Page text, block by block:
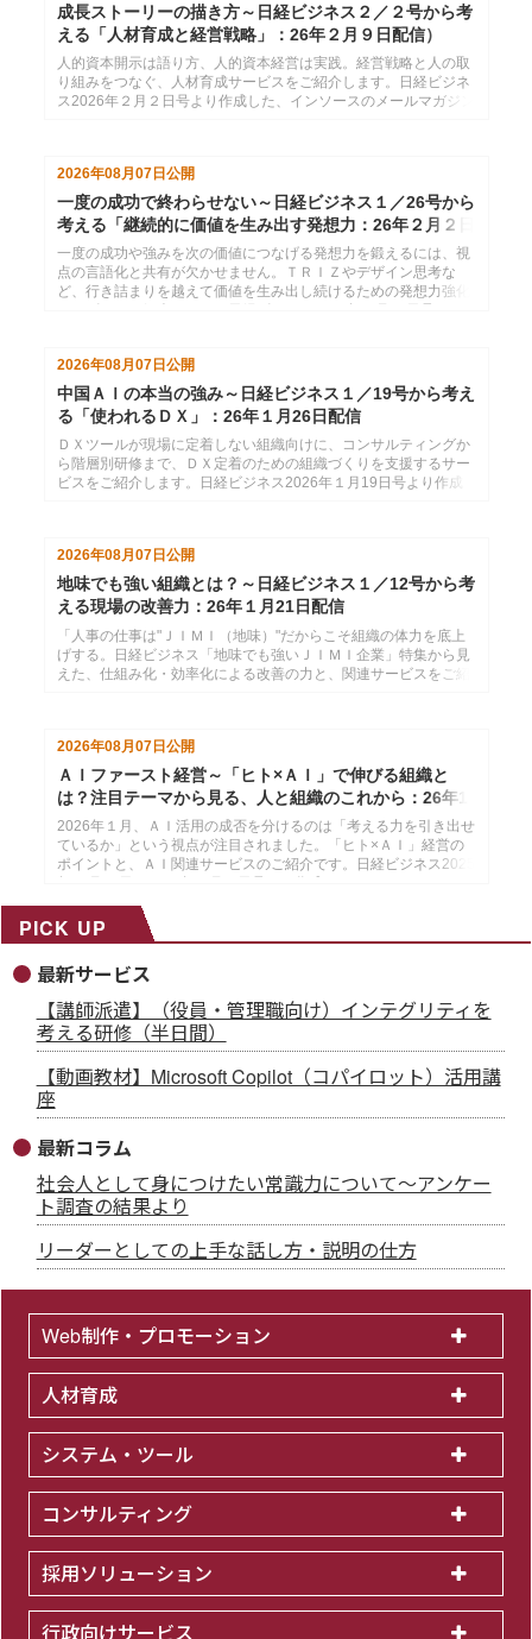
成長ストーリーの描き方～日経ビジネス２／２号から考
える「人材育成と経営戦略」：26年２月９日配信）
人的資本開示は語り方、人的資本経営は実践。経営戦略と人の取
り組みをつなぐ、人材育成サービスをご紹介します。日経ビジネ
ス2026年２月２日号より作成した、インソースのメールマガジン
2026年08月07日 公開
一度の成功で終わらせない～日経ビジネス１／26号から
考える「継続的に価値を生み出す発想力：26年２月２日
配信
一度の成功や強みを次の価値につなげる発想力を鍛えるには、視
点の言語化と共有が欠かせません。ＴＲＩＺやデザイン思考な
ど、行き詰まりを越えて価値を生み出し続けるための発想力強化
2026年08月07日公開
中国ＡＩの本当の強み～日経ビジネス１／19号から考え
る「使われるＤＸ」：26年１月26日配信
ＤＸツールが現場に定着しない組織向けに、コンサルティングか
ら階層別研修まで、ＤＸ定着のための組織づくりを支援するサー
ビスをご紹介します。日経ビジネス2026年１月19日号より作成
2026年08月07日 公開
地味でも強い組織とは？～日経ビジネス１／12号から考
える現場の改善力：26年１月21日配信
「人事の仕事は"ＪＩＭＩ（地味）"だからこそ組織の体力を底上
げする。日経ビジネス「地味でも強いＪＩＭＩ企業」特集から見
えた、仕組み化・効率化による改善の力と、関連サービスをご紹
2026年08月07日 公開
ＡＩファースト経営～「ヒト×ＡＩ」で伸びる組織と
は？注目テーマから見る、人と組織のこれから：26年1
月14日配信
2026年１月、ＡＩ活用の成否を分けるのは「考える力を引き出せ
ているか」という視点が注目されました。「ヒト×ＡＩ」経営の
ポイントと、ＡＩ関連サービスのご紹介です。日経ビジネス2025
ールマガジン26年１月14配信分です。
PICK UP
最新サービス
【講師派遣】（役員・管理職向け）インテグリティを
考える研修（半日間）
【動画教材】Microsoft Copilot（コパイロット）活用講
座
最新コラム
社会人として身につけたい常識力について～アンケー
ト調査の結果より
リーダーとしての上手な話し方・説明の仕方
Web制作・プロモーション
人材育成
システム・ツール
コンサルティング
採用ソリューション
行政向けサービス